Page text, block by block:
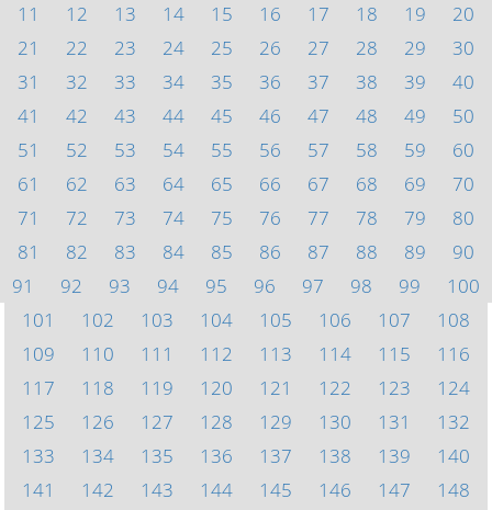
11
12 13 14 15 16 17 18 19
20
21
22 23 24 25 26 27 28 29
30
31
32 33 34 35 36 37 38 39
40
41
42 43 44 45 46 47 48 49
50
51
52 53 54 55 56 57 58 59
60
61
62 63 64 65 66 67 68 69
70
71
72 73 74 75 76 77 78 79
80
81
82 83 84 85 86 87 88 89
90
91
92 93 94 95 96 97 98 99
100
101
102 103 104 105 106 107
108
109
110 111 112 113 114 115
116
117
118 119 120 121 122 123
124
125
126 127 128 129 130 131
132
133
134 135 136 137 138 139
140
141
142 143 144 145 146 147
148